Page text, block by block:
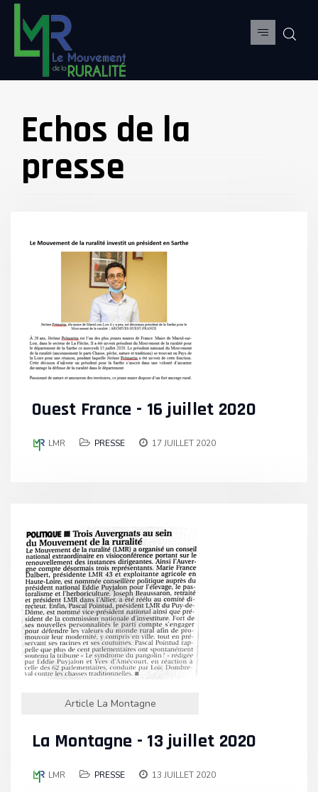
Echos de la
presse
Ouest France - 16 juillet 2020
LMR PRESSE 17 JUILLET 2020
Article La Montagne
La Montagne - 13 juillet 2020
LMR PRESSE 13 JUILLET 2020